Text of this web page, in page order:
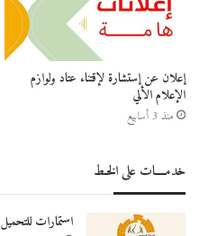
إعلان عن إستشارة لإقتناء عتاد ولوازم
الإعلام الألي
منذ 3 أسابيع
خدمــــات على الخـط
استمارات للتحميل